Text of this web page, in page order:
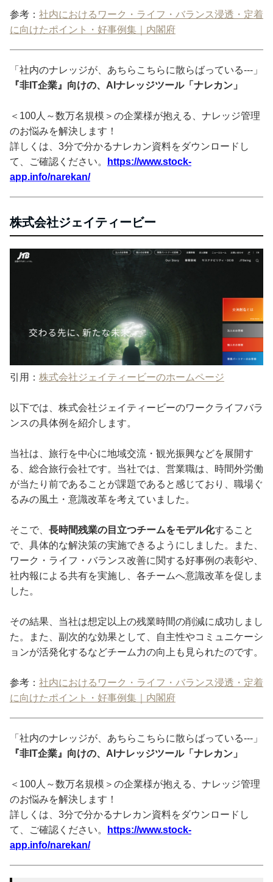
参考： 社内におけるワーク・ライフ・バランス浸透・定着
に向けたポイント・好事例集｜内閣府
「社内のナレッジが、あちらこちらに散らばっている---」
『非IT企業』向けの、AIナレッジツール「ナレカン」
＜100人～数万名規模＞の企業様が抱える、ナレッジ管理
のお悩みを解決します！
詳しくは、3分で分かるナレカン資料をダウンロードし
て、ご確認ください。
https://www.stock-
app.info/narekan/
株式会社ジェイティービー
引用： 株式会社ジェイティービーのホームページ
以下では、株式会社ジェイティービーのワークライフバラ
ンスの具体例を紹介します。
当社は、旅行を中心に地域交流・観光振興などを展開す
る、総合旅行会社です。当社では、営業職は、時間外労働
が当たり前であることが課題であると感じており、職場ぐ
るみの風土・意識改革を考えていました。
そこで、 長時間残業の目立つチームをモデル化すること
で、具体的な解決策の実施できるようにしました。また、
ワーク・ライフ・バランス改善に関する好事例の表彰や、
社内報による共有を実施し、各チームへ意識改革を促しま
した。
その結果、当社は想定以上の残業時間の削減に成功しまし
た。また、副次的な効果として、自主性やコミュニケーシ
ョンが活発化するなどチーム力の向上も見られたのです。
参考： 社内におけるワーク・ライフ・バランス浸透・定着
に向けたポイント・好事例集｜内閣府
「社内のナレッジが、あちらこちらに散らばっている---」
『非IT企業』向けの、AIナレッジツール「ナレカン」
＜100人～数万名規模＞の企業様が抱える、ナレッジ管理
のお悩みを解決します！
詳しくは、3分で分かるナレカン資料をダウンロードし
て、ご確認ください。
https://www.stock-
app.info/narekan/